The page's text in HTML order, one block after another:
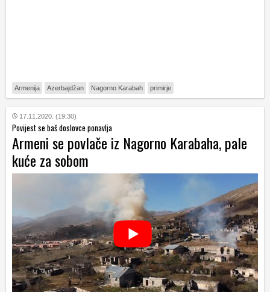
Armenija Azerbajdžan Nagorno Karabah primirje
17.11.2020. (19:30)
Povijest se baš doslovce ponavlja
Armeni se povlače iz Nagorno Karabaha, pale
kuće za sobom